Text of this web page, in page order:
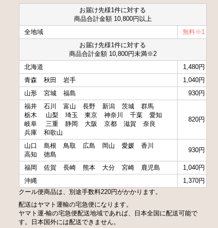
お届け先様1件に対する
商品合計金額 10,800円以上
全地域
無料※1
お届け先様1件に対する
商品合計金額 10,800円未満※2
北海道
1,480円
青森
秋田 岩手
1,040円
山形
宮城 福島
930円
福井
石川 富山 長野 新潟 茨城
群馬
栃木
山梨 埼玉 東京 神奈川 千葉
愛知
岐阜
三重 静岡 大阪 京都 滋賀
奈良
兵庫
和歌山
820円
山口 島根 鳥取 広島 岡山 愛媛
香川
高知
徳島
930円
福岡 佐賀 長崎 熊本 大分 宮崎 鹿児島
1,040円
沖縄
1,370円
クール便商品は、別途手数料220円がかかります。
配送はヤマト運輸の宅急便になります。
ヤマト運-輸の宅急便配送地域であれば、日本全国に配送可能で
す。日本国外には配送できません。